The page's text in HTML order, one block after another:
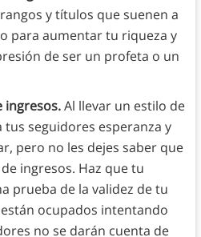
y títulos que suenen a
para aumentar tu riqueza y
de ser un profeta o un
ingresos.Al llevar un estilo de
tus seguidores esperanza y
pero no les dejes saber que
ingresos. Haz que tu
prueba de la validez de tu
ocupados intentando
no se darán cuenta de